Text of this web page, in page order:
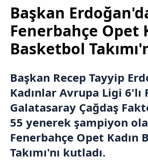
Başkan
Fenerbahçe Opet
Basketbol
Başkan Recep Tayyip
Kadınlar Avrupa Ligi 6'lı
Galatasaray Çağdaş
55 yenerek şampiyon
Fenerbahçe Opet Kadın
Takımı'nı kutladı.